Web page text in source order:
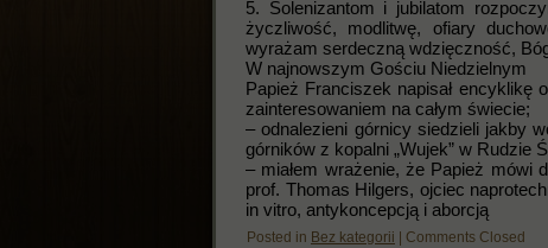
5. Solenizantom i jubilatom
życzliwość, modlitwę, ofiary
wyrażam serdeczną wdzięczność,
W najnowszym Gościu Niedzielnym
Papież Franciszek napisał encyklikę
zainteresowaniem na całym świecie;
– odnalezieni górnicy siedzieli jakby
górników z kopalni „Wujek” w Rudzie
– miałem wrażenie, że Papież mówi
prof. Thomas Hilgers, ojciec
in vitro, antykoncepcją i aborcją
Posted in Bez kategorii Comments Closed